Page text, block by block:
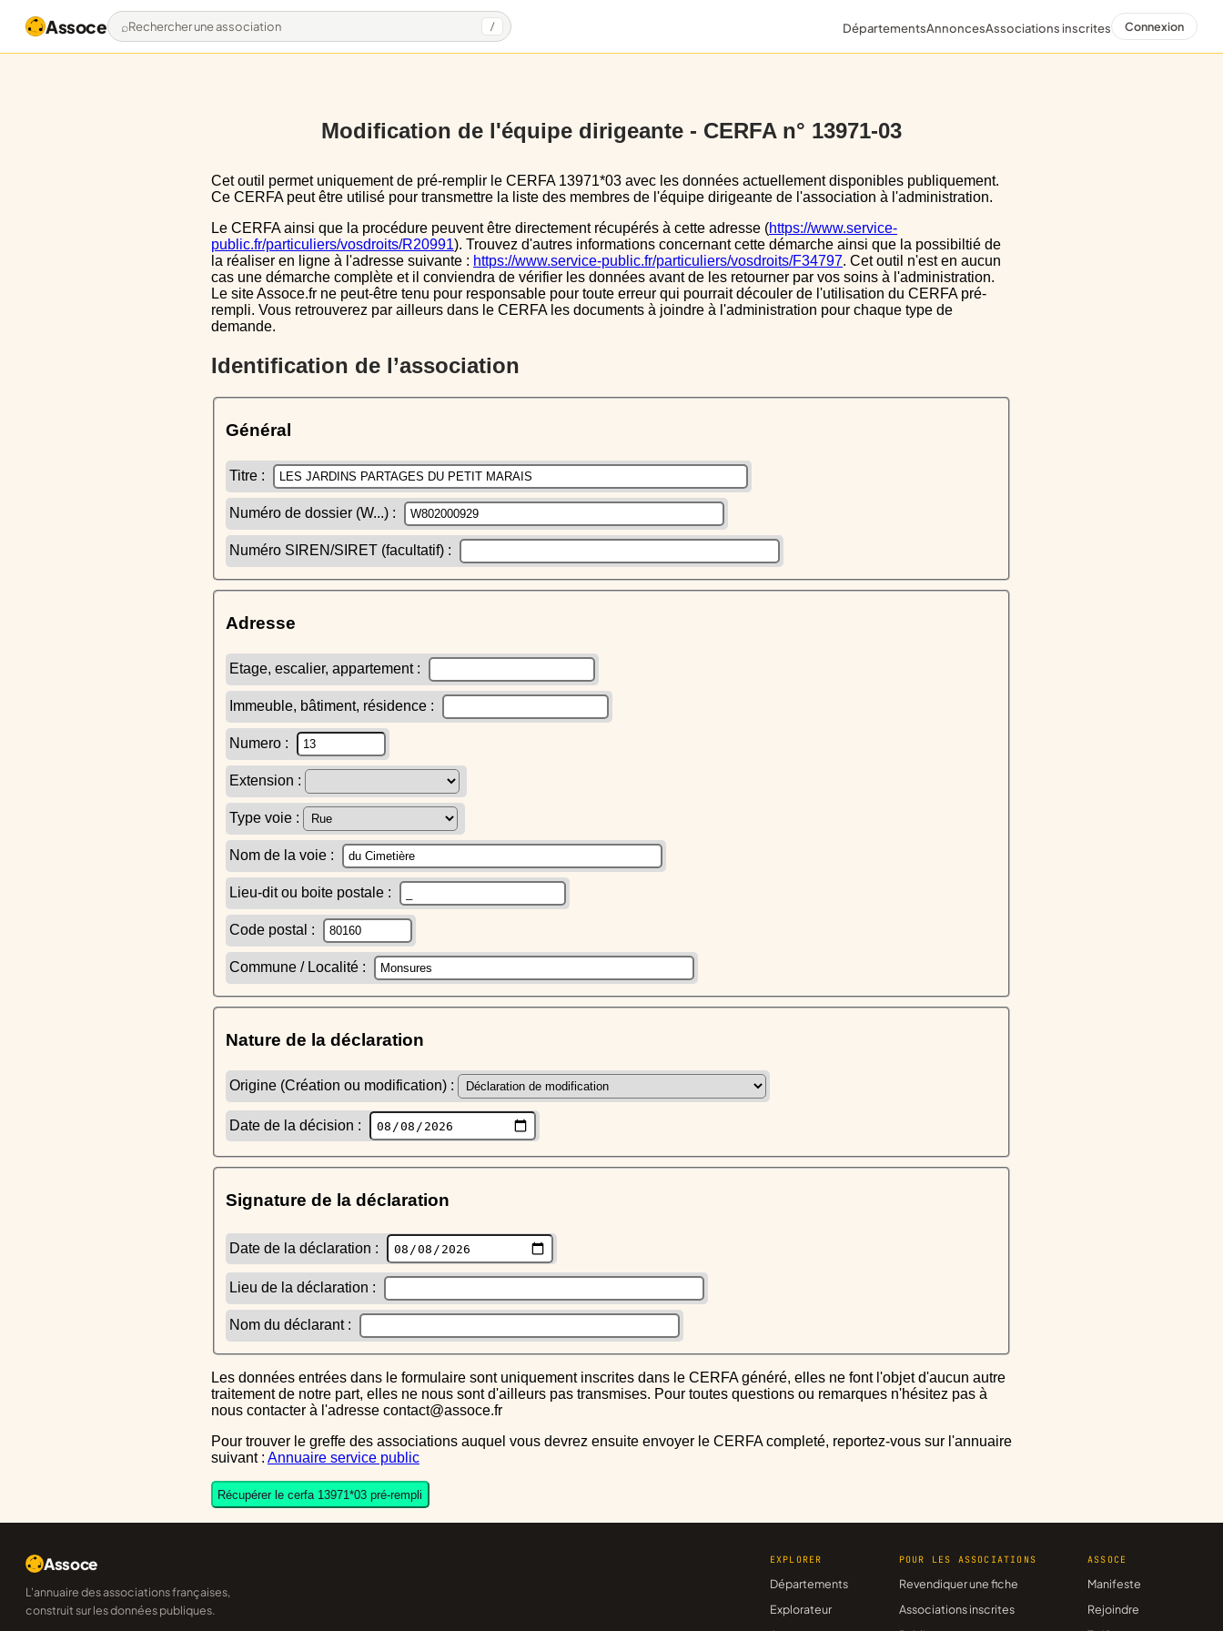
Assoce Rechercher une association / DépartementsAnnoncesAssociations inscrites Connexion
Modification de l'équipe dirigeante - CERFA n° 13971-03
Cet outil permet uniquement de pré-remplir le CERFA 13971*03 avec les données actuellement disponibles publiquement.
Ce CERFA peut être utilisé pour transmettre la liste des membres de l'équipe dirigeante de l'association à l'administration.
Le CERFA ainsi que la procédure peuvent être directement récupérés à cette adresse (https://www.service-
public.fr/particuliers/vosdroits/R20991). Trouvez d'autres informations concernant cette démarche ainsi que la possibiltié de
la réaliser en ligne à l'adresse suivante : https://www.service-public.fr/particuliers/vosdroits/F34797. Cet outil n'est en aucun
cas une démarche complète et il conviendra de vérifier les données avant de les retourner par vos soins à l'administration.
Le site Assoce.fr ne peut-être tenu pour responsable pour toute erreur qui pourrait découler de l'utilisation du CERFA pré-
rempli. Vous retrouverez par ailleurs dans le CERFA les documents à joindre à l'administration pour chaque type de
demande.
Identification de l’association
Général
Titre :
Numéro de dossier (W...) :
Numéro SIREN/SIRET (facultatif) :
Adresse
Etage, escalier, appartement :
Immeuble, bâtiment, résidence :
Numero :
Extension :
Type voie :
Nom de la voie :
Lieu-dit ou boite postale :
Code postal :
Commune / Localité :
Nature de la déclaration
Origine (Création ou modification) :
Date de la décision :
Signature de la déclaration
Date de la déclaration :
Lieu de la déclaration :
Nom du déclarant :
Les données entrées dans le formulaire sont uniquement inscrites dans le CERFA généré, elles ne font l'objet d'aucun autre
traitement de notre part, elles ne nous sont d'ailleurs pas transmises. Pour toutes questions ou remarques n'hésitez pas à
nous contacter à l'adresse contact@assoce.fr
Pour trouver le greffe des associations auquel vous devrez ensuite envoyer le CERFA completé, reportez-vous sur l'annuaire
suivant : Annuaire service public
Récupérer le cerfa 13971*03 pré-rempli
Assoce
L'annuaire des associations françaises,
construit sur les données publiques.
EXPLORER
Départements
Explorateur
POUR LES ASSOCIATIONS
Revendiquer une fiche
Associations inscrites
ASSOCE
Manifeste
Rejoindre